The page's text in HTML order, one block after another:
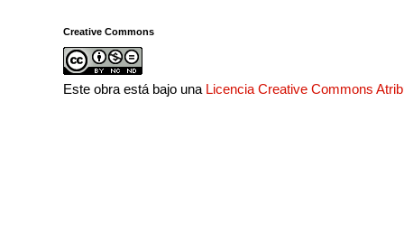
Creative Commons
Este obra está bajo una Licencia Creative Commons